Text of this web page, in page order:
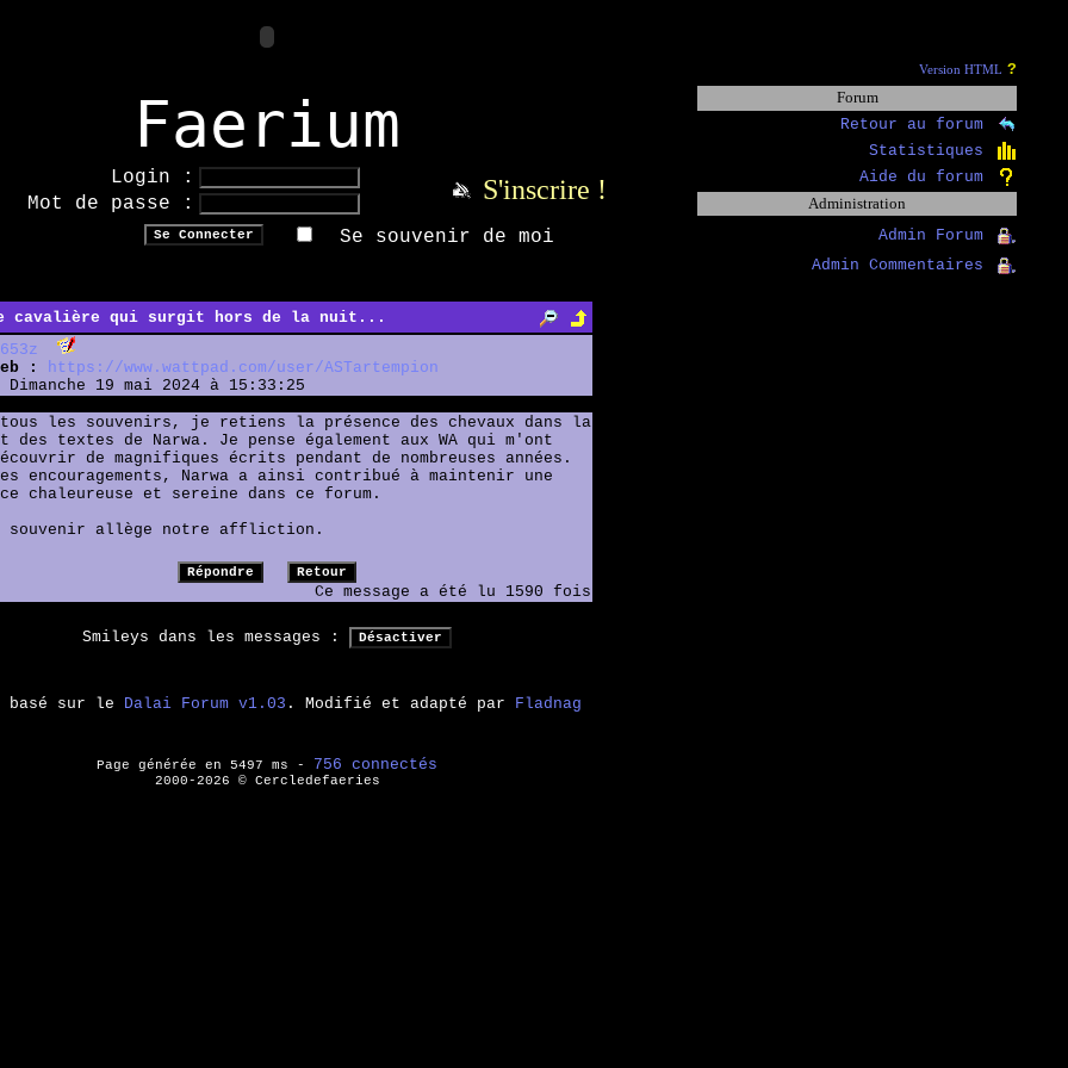
Version HTML ?
Faerium
Forum
Retour au forum
Statistiques
Login : S'inscrire ! Aide du forum
Mot de passe : Administration
Se souvenir de moi
Admin Forum
Admin Commentaires
cavalière qui surgit hors de la nuit...
:
https://www.wattpad.com/user/ASTartempion
Dimanche 19 mai 2024 à 15:33:25
tous les souvenirs, je retiens la présence des chevaux dans la
des textes de Narwa. Je pense également aux WA qui m'ont
de magnifiques écrits pendant de nombreuses années.
encouragements, Narwa a ainsi contribué à maintenir une
chaleureuse et sereine dans ce forum.
souvenir allège notre affliction.
Ce message a été lu 1590 fois
Smileys dans les messages :
basé sur le Dalai Forum v1.03 . Modifié et adapté par Fladnag
Page générée en 5497 ms - 756 connectés
2000-2026 © Cercledefaeries